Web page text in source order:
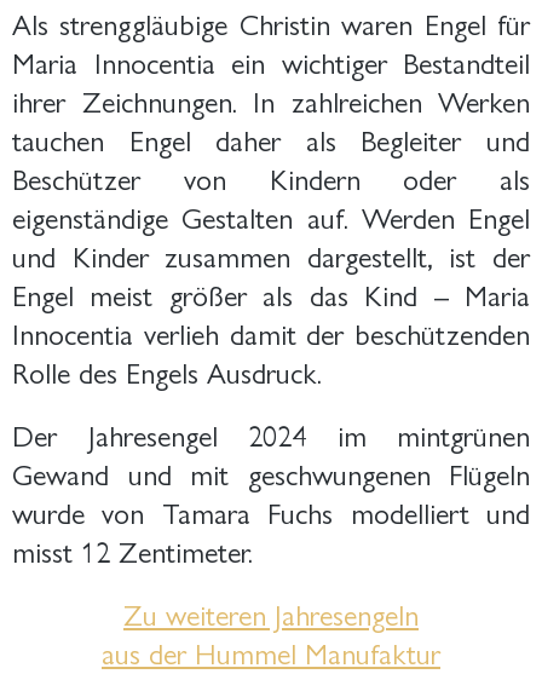
Als strenggläubige Christin waren Engel für
Maria Innocentia ein wichtiger Bestandteil
ihrer Zeichnungen. In zahlreichen Werken
tauchen Engel daher als Begleiter und
Beschützer von Kindern oder als
eigenständige Gestalten auf. Werden Engel
und Kinder zusammen dargestellt, ist der
Engel meist größer als das Kind – Maria
Innocentia verlieh damit der beschützenden
Rolle des Engels Ausdruck.
Der Jahresengel 2024 im mintgrünen
Gewand und mit geschwungenen Flügeln
wurde von Tamara Fuchs modelliert und
misst 12 Zentimeter.
Zu weiteren Jahresengeln
aus der Hummel Manufaktur